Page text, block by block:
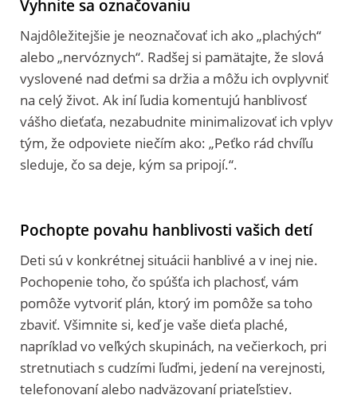
Vyhnite sa označovaniu
Najdôležitejšie je neoznačovať ich ako „plachých“
alebo „nervóznych“. Radšej si pamätajte, že slová
vyslovené nad deťmi sa držia a môžu ich ovplyvniť
na celý život. Ak iní ľudia komentujú hanblivosť
vášho dieťaťa, nezabudnite minimalizovať ich vplyv
tým, že odpoviete niečím ako: „Peťko rád chvíľu
sleduje, čo sa deje, kým sa pripojí.“.
Pochopte povahu hanblivosti vašich detí
Deti sú v konkrétnej situácii hanblivé a v inej nie.
Pochopenie toho, čo spúšťa ich plachosť, vám
pomôže vytvoriť plán, ktorý im pomôže sa toho
zbaviť. Všimnite si, keď je vaše dieťa plaché,
napríklad vo veľkých skupinách, na večierkoch, pri
stretnutiach s cudzími ľuďmi, jedení na verejnosti,
telefonovaní alebo nadväzovaní priateľstiev.